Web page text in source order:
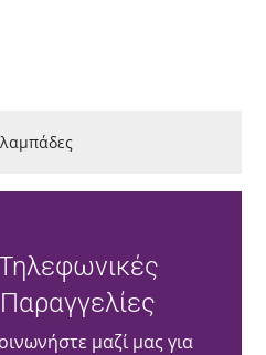
λαμπάδες
Παραγγελίες
μαζί μας για